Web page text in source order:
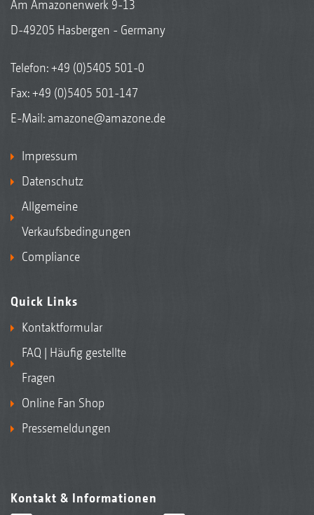
Am Amazonenwerk 9-13
D-49205 Hasbergen - Germany
Telefon:+49 (0)5405 501-0
Fax: +49 (0)5405 501-147
E-Mail: amazone@amazone.de
Impressum
Datenschutz
Allgemeine
Verkaufsbedingungen
Compliance
Quick Links
Kontaktformular
FAQ | Häufig gestellte
Fragen
Online Fan Shop
Pressemeldungen
Kontakt & Informationen